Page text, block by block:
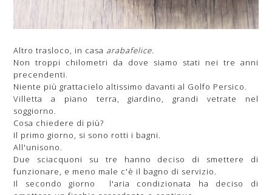
Altro trasloco, in casa arabafelice.
Non troppi chilometri da dove siamo stati nei tre anni
precendenti.
Niente più grattacielo altissimo davanti al Golfo Persico.
Villetta a piano terra, giardino, grandi vetrate nel
soggiorno.
Cosa chiedere di più?
Il primo giorno, si sono rotti i bagni.
All'unisono.
Due sciacquoni su tre hanno deciso di smettere di
funzionare, e meno male c'è il bagno di servizio.
Il secondo giorno l'aria condizionata ha deciso di